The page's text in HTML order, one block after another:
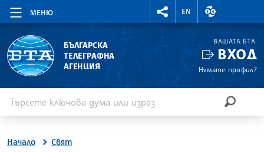
МЕНЮ
RIGHTMENU.SOCIAL
EN
ВАЛУТНИ
БЪЛГАРСКА
ТЕЛЕГРАФНА
АГЕНЦИЯ
ВАШАТА БТА
ВХОД
Нямате профил?
Начало Свят